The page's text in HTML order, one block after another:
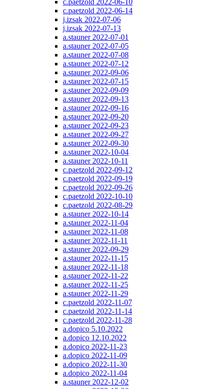
c.paetzold 2022-06-14
j.izsak 2022-07-06
j.izsak 2022-07-13
a.stauner 2022-07-01
a.stauner 2022-07-05
a.stauner 2022-07-08
a.stauner 2022-07-12
a.stauner 2022-09-06
a.stauner 2022-07-15
a.stauner 2022-09-09
a.stauner 2022-09-13
a.stauner 2022-09-16
a.stauner 2022-09-20
a.stauner 2022-09-23
a.stauner 2022-09-27
a.stauner 2022-09-30
a.stauner 2022-10-04
a.stauner 2022-10-11
c.paetzold 2022-09-12
c.paetzold 2022-09-19
c.paetzold 2022-09-26
c.paetzold 2022-10-10
c.paetzold 2022-08-29
a.stauner 2022-10-14
a.stauner 2022-11-04
a.stauner 2022-11-08
a.stauner 2022-11-11
a.stauner 2022-09-29
a.stauner 2022-11-15
a.stauner 2022-11-18
a.stauner 2022-11-22
a.stauner 2022-11-25
a.stauner 2022-11-29
c.paetzold 2022-11-07
c.paetzold 2022-11-14
c.paetzold 2022-11-28
a.dopico 5.10.2022
a.dopico 12.10.2022
a.dopico 2022-11-23
a.dopico 2022-11-09
a.dopico 2022-11-30
a.dopico 2022-11-04
a.stauner 2022-12-02